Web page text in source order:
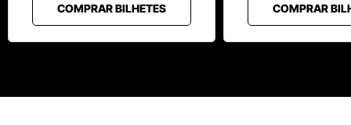
COMPRAR BILHETES COMPRAR